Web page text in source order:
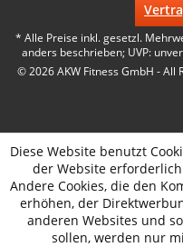
* Alle Preise inkl. gesetzl.
anders beschrieben; UVP:
© 2026 AKW Fitness GmbH - All
Diese Website benutzt
der Website
Andere Cookies, die den
erhöhen, der
anderen Websites und
sollen, werden nur